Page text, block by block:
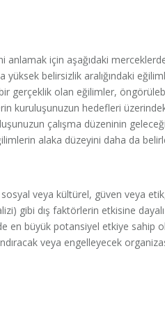
için aşağıdaki
yüksek belirsizlik aralığındaki
gerçeklik olan eğilimler,
kuruluşunuzun hedefleri
çalışma düzeninin
alaka düzeyini daha da
veya kültürel, güven veya
gibi dış faktörlerin etkisine
en büyük potansiyel etkiye sahip
veya engelleyecek